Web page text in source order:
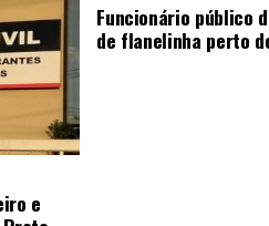
e
Funcionário público
de flanelinha perto